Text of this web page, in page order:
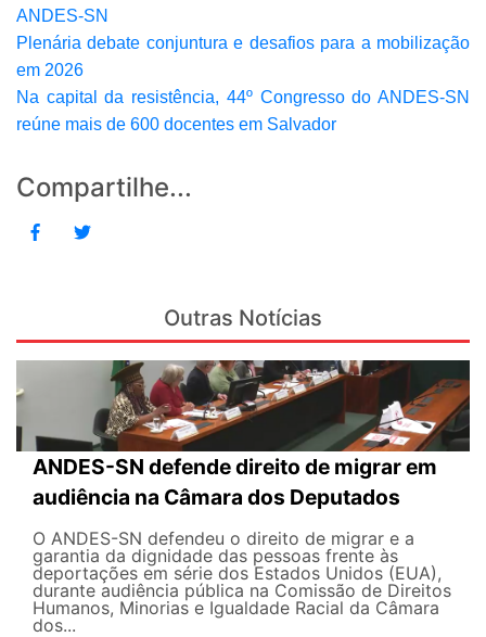
ANDES-SN
Plenária debate conjuntura e desafios para a mobilização
em 2026
Na capital da resistência, 44º Congresso do ANDES-SN
reúne mais de 600 docentes em Salvador
Compartilhe...
Outras Notícias
ANDES-SN defende direito de migrar em
audiência na Câmara dos Deputados
O ANDES-SN defendeu o direito de migrar e a
garantia da dignidade das pessoas frente às
deportações em série dos Estados Unidos (EUA),
durante audiência pública na Comissão de Direitos
Humanos, Minorias e Igualdade Racial da Câmara
dos...